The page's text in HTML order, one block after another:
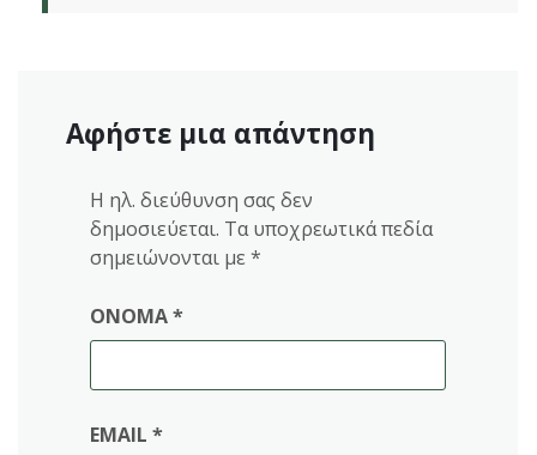
Αφήστε μια απάντηση
Η ηλ. διεύθυνση σας δεν
δημοσιεύεται. Τα υποχρεωτικά πεδία
σημειώνονται με *
ΌΝΟΜΑ*
EMAIL *